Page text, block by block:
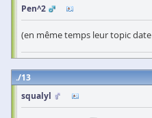
Pen^2
(en même temps leur topic date
13
squalyl